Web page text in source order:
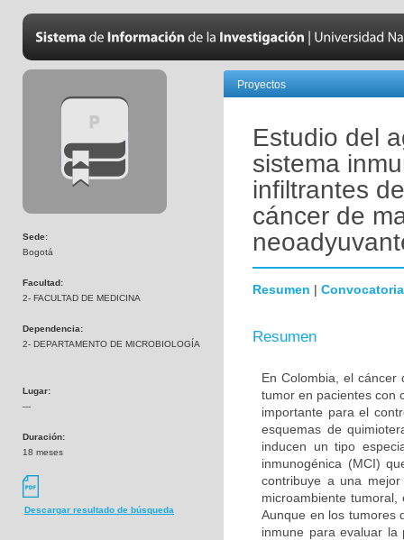
Sede:
Bogotá
Facultad:
2- FACULTAD DE MEDICINA
Dependencia:
2- DEPARTAMENTO DE MICROBIOLOGÍA
Lugar:
---
Duración:
18 meses
Descargar resultado de búsqueda
Proyectos
Estudio del
sistema
infiltrantes
cáncer de
Resumen | Convocatoria
Resumen
En Colombia, el
tumor en pacientes con
importante para el
esquemas de
inducen un tipo
inmunogénica (MCI)
contribuye a una
microambiente
Aunque en los tumores
inmune para evaluar la